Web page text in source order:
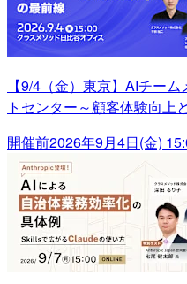
【9/4（金）東京】AIチー
トセンター～顧客体験向上
開催前2026年9月4日(金)